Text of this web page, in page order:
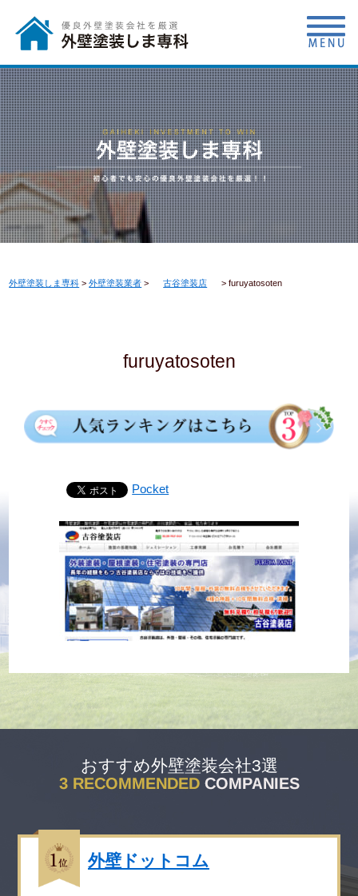
外壁塗装しま専科 >外壁塗装業者 > 古谷塗装店 >furuyatosoten
furuyatosoten
Pocket
おすすめ外壁塗装会社3選
外壁ドットコム